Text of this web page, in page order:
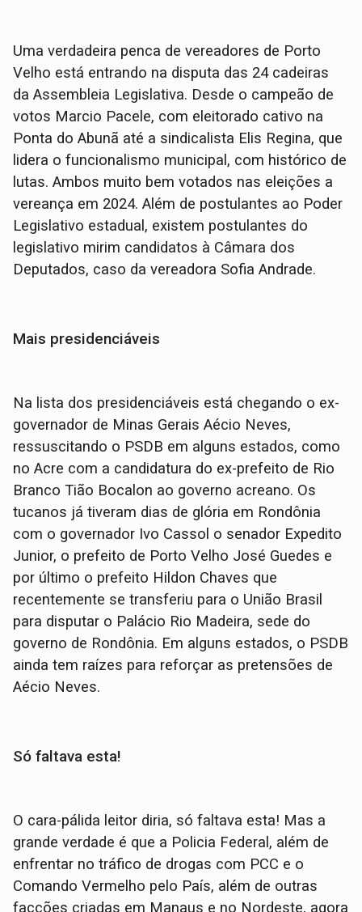
Uma verdadeira penca de vereadores de Porto
Velho está entrando na disputa das 24 cadeiras
da Assembleia Legislativa. Desde o campeão de
votos Marcio Pacele, com eleitorado cativo na
Ponta do Abunã até a sindicalista Elis Regina, que
lidera o funcionalismo municipal, com histórico de
lutas. Ambos muito bem votados nas eleições a
vereança em 2024. Além de postulantes ao Poder
Legislativo estadual, existem postulantes do
legislativo mirim candidatos à Câmara dos
Deputados, caso da vereadora Sofia Andrade.
Mais presidenciáveis
Na lista dos presidenciáveis está chegando o ex-
governador de Minas Gerais Aécio Neves,
ressuscitando o PSDB em alguns estados, como
no Acre com a candidatura do ex-prefeito de Rio
Branco Tião Bocalon ao governo acreano. Os
tucanos já tiveram dias de glória em Rondônia
com o governador Ivo Cassol o senador Expedito
Junior, o prefeito de Porto Velho José Guedes e
por último o prefeito Hildon Chaves que
recentemente se transferiu para o União Brasil
para disputar o Palácio Rio Madeira, sede do
governo de Rondônia. Em alguns estados, o PSDB
ainda tem raízes para reforçar as pretensões de
Aécio Neves.
Só faltava esta!
O cara-pálida leitor diria, só faltava esta! Mas a
grande verdade é que a Policia Federal, além de
enfrentar no tráfico de drogas com PCC e o
Comando Vermelho pelo País, além de outras
facções criadas em Manaus e no Nordeste, agora